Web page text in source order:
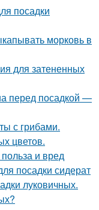
посадки
морковь в
для затененных
перед посадкой —
с грибами.
цветов.
и вред
посадки сидерат
луковичных.